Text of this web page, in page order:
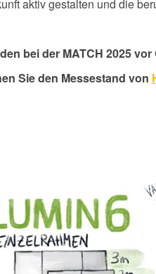
aktiv gestalten und die
bei der MATCH 2025vor
Sie den Messestand von